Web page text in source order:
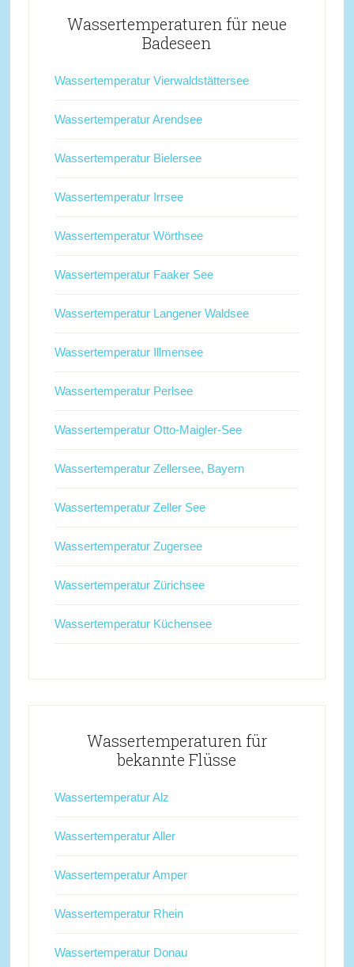
Wassertemperaturen für neue
Badeseen
Wassertemperatur Vierwaldstättersee
Wassertemperatur Arendsee
Wassertemperatur Bielersee
Wassertemperatur Irrsee
Wassertemperatur Wörthsee
Wassertemperatur Faaker See
Wassertemperatur Langener Waldsee
Wassertemperatur Illmensee
Wassertemperatur Perlsee
Wassertemperatur Otto-Maigler-See
Wassertemperatur Zellersee, Bayern
Wassertemperatur Zeller See
Wassertemperatur Zugersee
Wassertemperatur Zürichsee
Wassertemperatur Küchensee
Wassertemperaturen für
bekannte Flüsse
Wassertemperatur Alz
Wassertemperatur Aller
Wassertemperatur Amper
Wassertemperatur Rhein
Wassertemperatur Donau